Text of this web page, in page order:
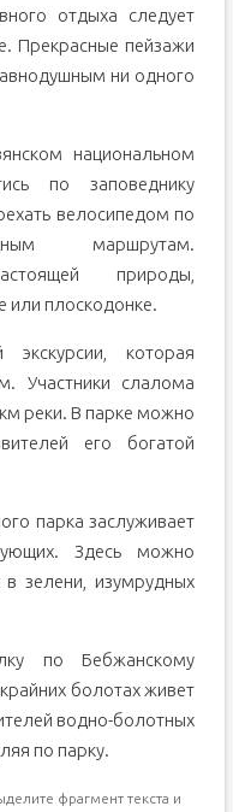
отдыха следует
Прекрасные пейзажи
ни одного
национальном
по заповеднику
велосипедом по
маршрутам.
природы,
или плоскодонке.
экскурсии, которая
Участники слалома
реки. В парке можно
его богатой
парка заслуживает
Здесь можно
зелени, изумрудных
по Бебжанскому
болотах живет
водно-болотных
по парку.
фрагмент текста и